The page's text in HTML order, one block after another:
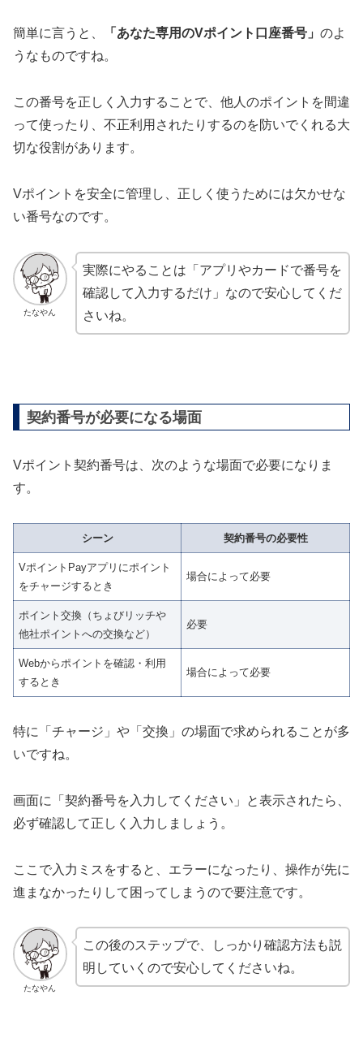
簡単に言うと、 「あなた専用のVポイント口座番号」 のよ
うなものですね。
この番号を正しく入力することで、他人のポイントを間違
って使ったり、不正利用されたりするのを防いでくれる大
切な役割があります。
Vポイントを安全に管理し、正しく使うためには欠かせな
い番号なのです。
たなやん
実際にやることは「アプリやカードで番号を
確認して入力するだけ」なので安心してくだ
さいね。
契約番号が必要になる場面
Vポイント契約番号は、次のような場面で必要になりま
す。
シーン 契約番号の必要性
VポイントPayアプリにポイント
をチャージするとき
場合によって必要
ポイント交換（ちょびリッチや
他社ポイントへの交換など）
必要
Webからポイントを確認・利用
するとき
場合によって必要
特に「チャージ」や「交換」の場面で求められることが多
いですね。
画面に「契約番号を入力してください」と表示されたら、
必ず確認して正しく入力しましょう。
ここで入力ミスをすると、エラーになったり、操作が先に
進まなかったりして困ってしまうので要注意です。
たなやん
この後のステップで、しっかり確認方法も説
明していくので安心してくださいね。